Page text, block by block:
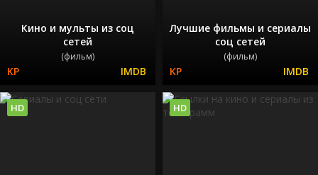
Кино и мульты из соц
сетей
(фильм)
Лучшие фильмы и сериалы
соц сетей
(фильм)
HD HD